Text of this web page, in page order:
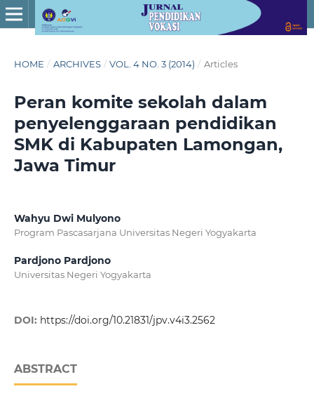
HOME / ARCHIVES / VOL. 4 NO. 3 (2014) / Articles
Peran komite sekolah dalam
penyelenggaraan pendidikan
SMK di Kabupaten Lamongan,
Jawa Timur
Wahyu Dwi Mulyono
Program Pascasarjana Universitas Negeri Yogyakarta
Pardjono Pardjono
Universitas Negeri Yogyakarta
DOI: https://doi.org/10.21831/jpv.v4i3.2562
ABSTRACT